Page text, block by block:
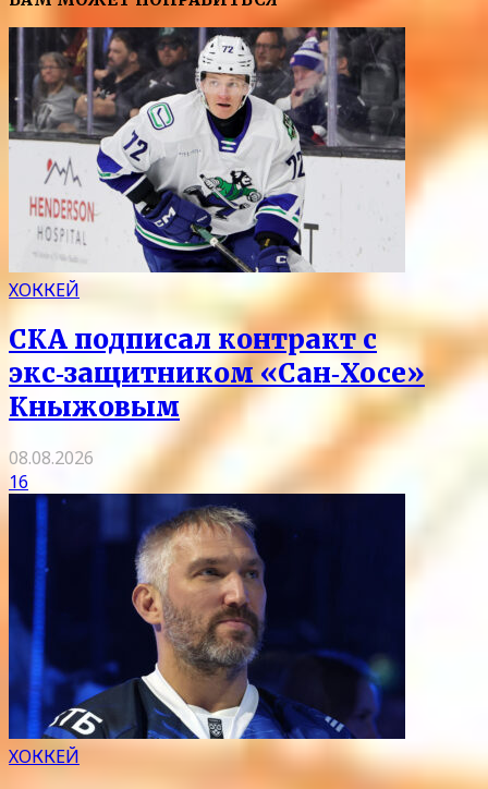
ХОККЕЙ
СКА подписал контракт с
экс‑защитником «Сан‑Хосе»
Кныжовым
08.08.2026
16
ХОККЕЙ